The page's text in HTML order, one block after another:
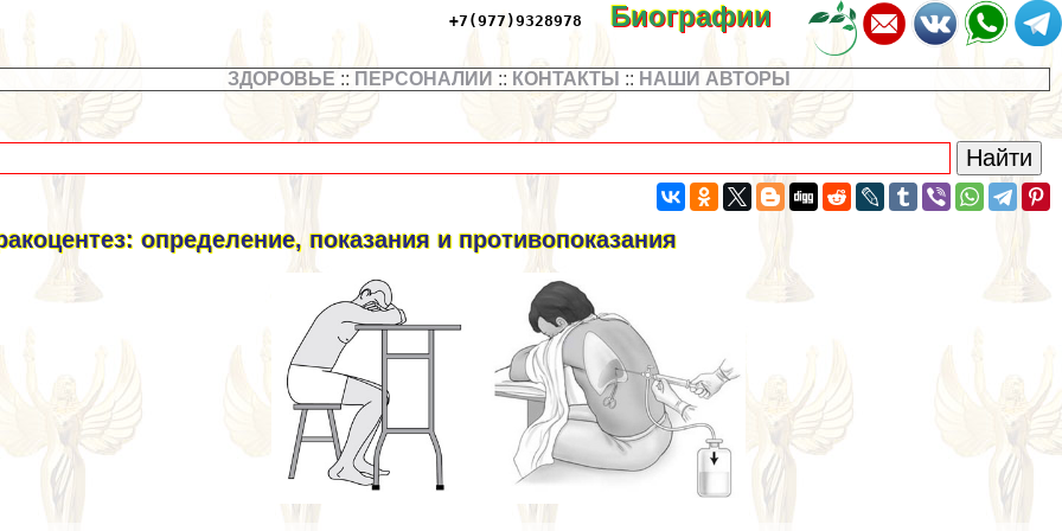
+7(977)9328978 Биографии
ЗДОРОВЬЕ :: ПЕРСОНАЛИИ :: КОНТАКТЫ :: НАШИ АВТОРЫ
определение, показания и противопоказания